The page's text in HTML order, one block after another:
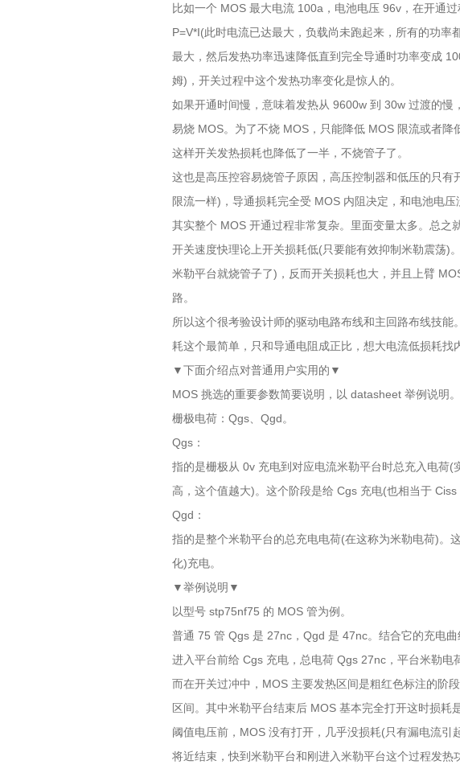
比如一个 MOS 最大电流 100a，电池电压 96v，在开通
P=V*I(此时电流已达最大，负载尚未跑起来，所有的功
最大，然后发热功率迅速降低直到完全导通时功率变成
姆)，开关过程中这个发热功率变化是惊人的。
如果开通时间慢，意味着发热从 9600w 到 30w 过渡的
易烧 MOS。为了不烧 MOS，只能降低 MOS 限流或者
这样开关发热损耗也降低了一半，不烧管子了。
这也是高压控容易烧管子原因，高压控制器和低压的只
限流一样)，导通损耗完全受 MOS 内阻决定，和电池电压
其实整个 MOS 开通过程非常复杂。里面变量太多。总之
开关速度快理论上开关损耗低(只要能有效抑制米勒震荡)
米勒平台就烧管子了)，反而开关损耗也大，并且上臂
路。
所以这个很考验设计师的驱动电路布线和主回路布线技
耗这个最简单，只和导通电阻成正比，想大电流低损耗找
▼下面介绍点对普通用户实用的▼
MOS 挑选的重要参数简要说明，以 datasheet 举例说明。
栅极电荷：Qgs、Qgd。
Qgs：
指的是栅极从 0v 充电到对应电流米勒平台时总充入电荷
高，这个值越大)。这个阶段是给 Cgs 充电(也相当于 Ciss
Qgd：
指的是整个米勒平台的总充电电荷(在这称为米勒电荷)。
化)充电。
▼举例说明▼
以型号 stp75nf75 的 MOS 管为例。
普通 75 管 Qgs 是 27nc，Qgd 是 47nc。结合它的充电曲
进入平台前给 Cgs 充电，总电荷 Qgs 27nc，平台米勒电
而在开关过冲中，MOS 主要发热区间是粗红色标注的阶
区间。其中米勒平台结束后 MOS 基本完全打开这时损耗
阈值电压前，MOS 没有打开，几乎没损耗(只有漏电流
将近结束，快到米勒平台和刚进入米勒平台这个过程发热